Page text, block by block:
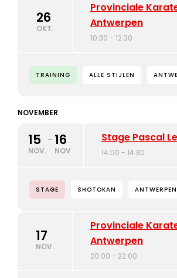
26
OKT.
Provinciale
Antwerpen
10:30 - 12:30
TRAINING ALLE STIJLEN
NOVEMBER
15
NOV.
- 16
NOV.
Stage Pascal
14:00 - 14:30
STAGE SHOTOKAN ANTWERPEN
17
NOV.
Provinciale
Antwerpen
20:00 - 22:00